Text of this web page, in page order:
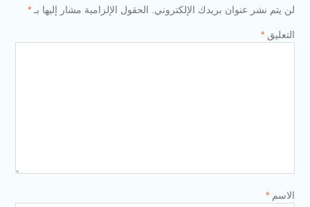
لن يتم نشر عنوان بريدك الإلكتروني. الحقول الإلزامية مشار إليها بـ *
التعليق *
الاسم *